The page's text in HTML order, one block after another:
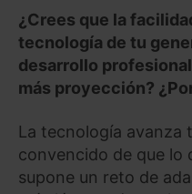
¿Crees que la
tecnología de tu
desarrollo
más proyección?
La tecnología avanza
convencido de que lo
supone un reto de